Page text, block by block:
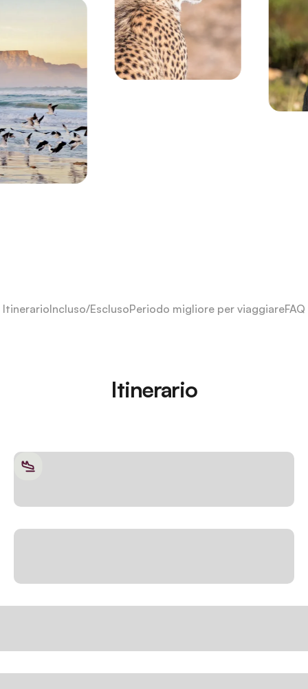
ItinerarioIncluso/EsclusoPeriodo migliore per viaggiareFAQ
Itinerario